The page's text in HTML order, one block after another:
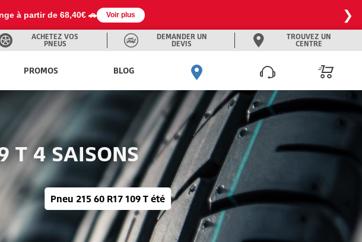
à partir de 68,40€ 🚗 Voir plus ❯
TROUVEZ UN
CENTRE
DEMANDER UN
DEVIS
ACHETEZ VOS
PNEUS
PROMOS BLOG
T 4 SAISONS
Pneu 215 60 R17 109 T été